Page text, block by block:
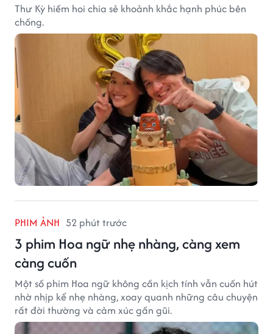
Thư Kỳ hiếm hoi chia sẻ khoảnh khắc hạnh phúc bên
chồng.
PHIM ẢNH 52 phút trước
3 phim Hoa ngữ nhẹ nhàng, càng xem
càng cuốn
Một số phim Hoa ngữ không cần kịch tính vẫn cuốn hút
nhờ nhịp kể nhẹ nhàng, xoay quanh những câu chuyện
rất đời thường và cảm xúc gần gũi.